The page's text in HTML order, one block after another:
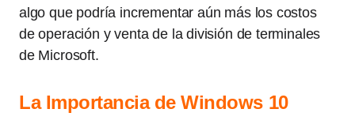
algo que podría incrementar aún más los costos
de operación y venta de la división de terminales
de Microsoft.
La Importancia de Windows 10